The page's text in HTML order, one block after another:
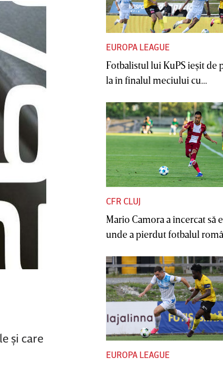
şi care
EUROPA LEAGUE
Fotbalistul lui KuPS ieşit de
la în finalul meciului cu...
CFR CLUJ
Mario Camora a încercat să
unde a pierdut fotbalul
EUROPA LEAGUE